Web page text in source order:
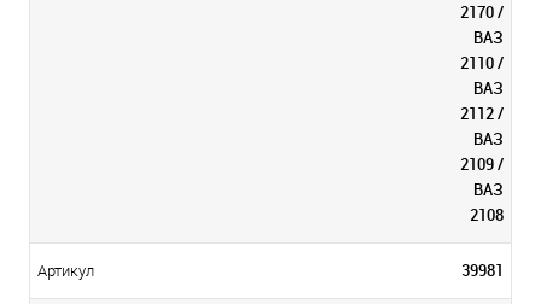
2170 /
ВАЗ
2110 /
ВАЗ
2112 /
ВАЗ
2109 /
ВАЗ
2108
Артикул 39981